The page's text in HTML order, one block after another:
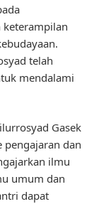
keterampilan
telah
mendalami
Gasek
pengajaran dan
ilmu
umum dan
dapat